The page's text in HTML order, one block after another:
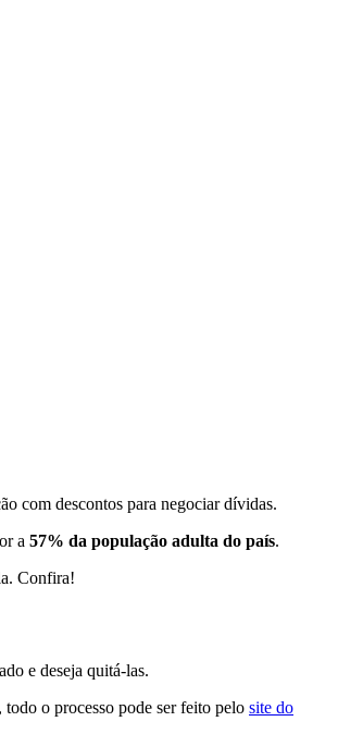
com descontos para negociar dívidas.
a 57% da população adulta do país.
Confira!
e deseja quitá-las.
o processo pode ser feito pelo site do